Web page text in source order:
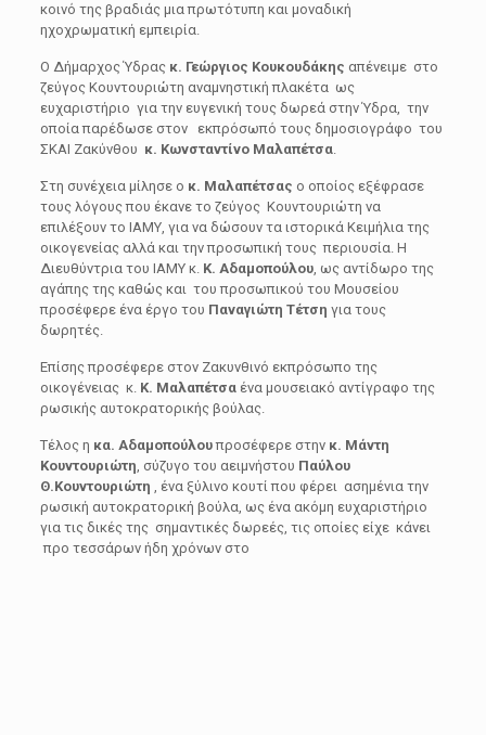
κοινό της βραδιάς μια πρωτότυπη και μοναδική
ηχοχρωματική εμπειρία.
Ο Δήμαρχος Ύδρας κ. Γεώργιος Κουκουδάκης απένειμε στο
ζεύγος Κουντουριώτη αναμνηστική πλακέτα ως
ευχαριστήριο για την ευγενική τους δωρεά στην Ύδρα, την
οποία παρέδωσε στον εκπρόσωπό τους δημοσιογράφο του
ΣΚΑΙ Ζακύνθου κ. Κωνσταντίνο Μαλαπέτσα.
Στη συνέχεια μίλησε ο κ. Μαλαπέτσας ο οποίος εξέφρασε
τους λόγους που έκανε το ζεύγος Κουντουριώτη να
επιλέξουν το ΙΑΜΥ, για να δώσουν τα ιστορικά Κειμήλια της
οικογενείας αλλά και την προσωπική τους περιουσία. Η
Διευθύντρια του ΙΑΜΥ κ. Κ. Αδαμοπούλου, ως αντίδωρο της
αγάπης της καθώς και του προσωπικού του Μουσείου
προσέφερε ένα έργο του Παναγιώτη Τέτση για τους
δωρητές.
Επίσης προσέφερε στον Ζακυνθινό εκπρόσωπο της
οικογένειας κ. Κ. Μαλαπέτσαένα μουσειακό αντίγραφο της
ρωσικής αυτοκρατορικής βούλας.
Τέλος η κα. Αδαμοπούλουπροσέφερε στην κ. Μάντη
Κουντουριώτη, σύζυγο του αειμνήστου Παύλου
Θ.Κουντουριώτη , ένα ξύλινο κουτί που φέρει ασημένια την
ρωσική αυτοκρατορική βούλα, ως ένα ακόμη ευχαριστήριο
για τις δικές της σημαντικές δωρεές, τις οποίες είχε κάνει
προ τεσσάρων ήδη χρόνων στο